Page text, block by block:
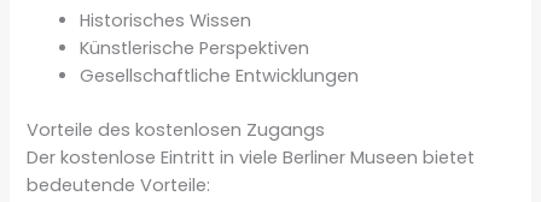
Historisches Wissen
Künstlerische Perspektiven
Gesellschaftliche Entwicklungen
Vorteile des kostenlosen Zugangs
Der kostenlose Eintritt in viele Berliner Museen bietet
bedeutende Vorteile: